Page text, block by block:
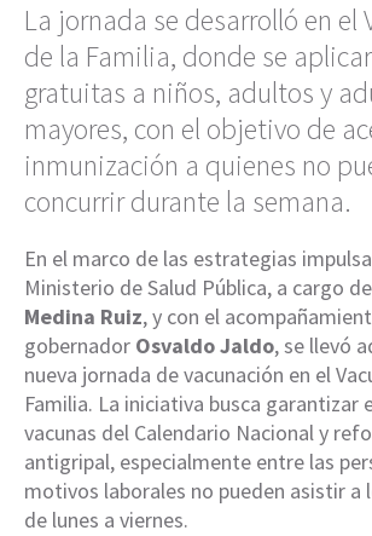
La jornada se desarrolló en el
de la Familia, donde se
gratuitas a niños, adultos y
mayores, con el objetivo de
inmunización a quienes no
concurrir durante la semana.
En el marco de las estrategias
Ministerio de Salud Pública, a cargo
Medina Ruiz, y con el
gobernador Osvaldo Jaldo, se llevó
nueva jornada de vacunación en el
Familia. La iniciativa busca garantizar
vacunas del Calendario Nacional y
antigripal, especialmente entre las
motivos laborales no pueden asistir a
de lunes a viernes.